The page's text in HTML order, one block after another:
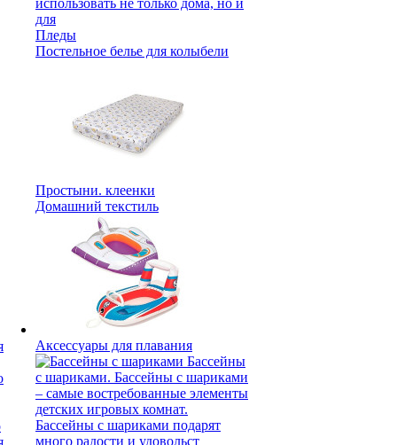
Пледы
Постельное белье для колыбели
Простыни. клеенки
Домашний текстиль
Аксессуары для плавания